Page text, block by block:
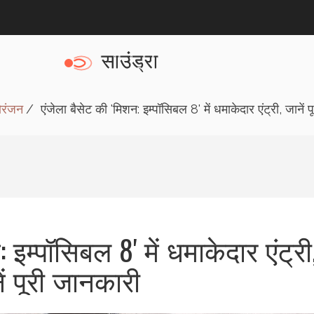
एंजेला बैसेट की 'मिशन: इम्पॉसिबल 8' में धमाकेदार एंट्री, जानें
8' में धमाकेदार
जानकारी